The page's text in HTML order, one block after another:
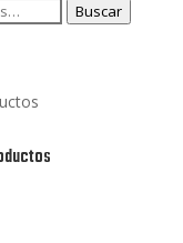
Buscar